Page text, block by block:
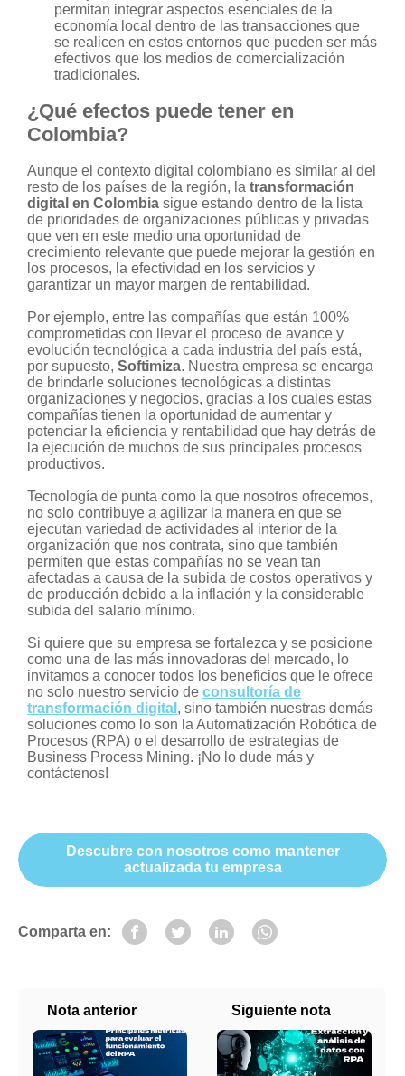
permitan integrar aspectos esenciales de la
economía local dentro de las transacciones que
se realicen en estos entornos que pueden ser más
efectivos que los medios de comercialización
tradicionales.
¿Qué efectos puede tener en
Colombia?
Aunque el contexto digital colombiano es similar al del
resto de los países de la región, latransformación
digital en Colombiasigue estando dentro de la lista
de prioridades de organizaciones públicas y privadas
que ven en este medio una oportunidad de
crecimiento relevante que puede mejorar la gestión en
los procesos, la efectividad en los servicios y
garantizar un mayor margen de rentabilidad.
Por ejemplo, entre las compañías que están 100%
comprometidas con llevar el proceso de avance y
evolución tecnológica a cada industria del país está,
por supuesto,Softimiza. Nuestra empresa se encarga
de brindarle soluciones tecnológicas a distintas
organizaciones y negocios, gracias a los cuales estas
compañías tienen la oportunidad de aumentar y
potenciar la eficiencia y rentabilidad que hay detrás de
la ejecución de muchos de sus principales procesos
productivos.
Tecnología de punta como la que nosotros ofrecemos,
no solo contribuye a agilizar la manera en que se
ejecutan variedad de actividades al interior de la
organización que nos contrata, sino que también
permiten que estas compañías no se vean tan
afectadas a causa de la subida de costos operativos y
de producción debido a la inflación y la considerable
subida del salario mínimo.
Si quiere que su empresa se fortalezca y se posicione
como una de las más innovadoras del mercado, lo
invitamos a conocer todos los beneficios que le ofrece
no solo nuestro servicio deconsultoría de
transformación digital , sino también nuestras demás
soluciones como lo son la Automatización Robótica de
Procesos (RPA) o el desarrollo de estrategias de
Business Process Mining. ¡No lo dude más y
contáctenos!
Descubre con nosotros como mantener
actualizada tu empresa
Comparta en:
Nota anterior Siguiente nota